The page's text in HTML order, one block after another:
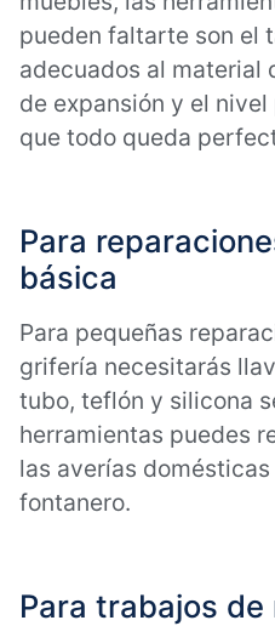
pueden faltarte son el
adecuados al material
de expansión y el
que todo queda
Para
básica
Para pequeñas
grifería necesitarás
tubo, teflón y silicona
herramientas puedes
las averías
fontanero.
Para trabajos de